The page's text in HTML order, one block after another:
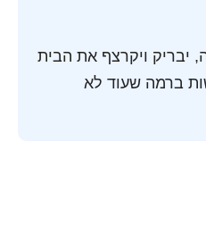
יבריק ויקרצף את הבית
ברמה שעוד לא